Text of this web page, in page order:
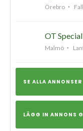
Örebro
OT
Malmö
SE ALLA ANNONSER
LÄGG IN ANNONS